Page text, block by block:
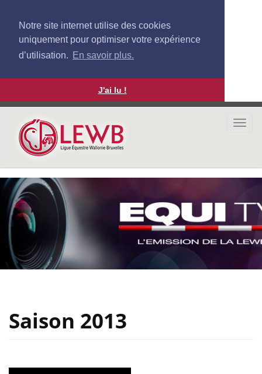
Notre site internet utilise des cookies
uniquement pour optimiser votre expérience
d’utilisation. En savoir plus.
J'ai lu !
Aller
contenu
principal
Saison 2013